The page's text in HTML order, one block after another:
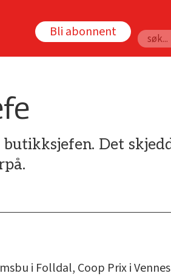
Bli abonnent
Søk
Det
i Folldal, Coop Prix i